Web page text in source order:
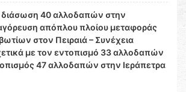
διάσωση 40 αλλοδαπών στην
απόπλου πλοίου μεταφοράς
στον Πειραιά – Συνέχεια
με τον εντοπισμό 33 αλλοδαπών
47 αλλοδαπών στην Ιεράπετρα